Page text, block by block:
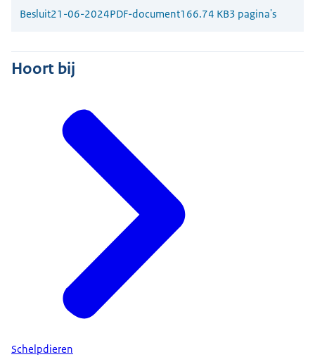
Besluit21-06-2024PDF-document166.74 KB3 pagina's
Hoort bij
Schelpdieren